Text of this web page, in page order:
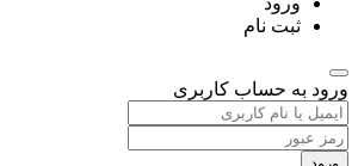
ثبت نام
ورود به حساب کاربری